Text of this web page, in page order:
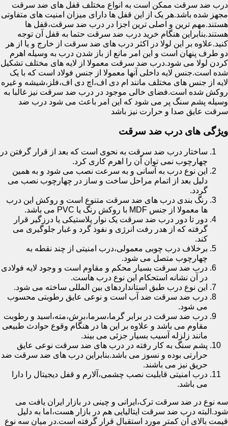
درب ضد سرقت ممکن است به انواع مختلف قفل های ضد سرقت
مجهز شده باشد.هر یک از این قفل ها دارای میزان امنیت های متفاوتی
هستند.مهم ترین و اصلی ترین اجزا در درب ضد سرقت،قفل ها
هستند.بنابراین هنگام خرید درب ضد سرقت حتما به قفل آن توجه
کنید.علاوه بر این لولا در اکثر درب های ضد سرقت از خارج و یا از هر
دو طرف پنهان است و این امر مانع از باز شدن درب به وسیله اهرم
کردن لولا می شود.درب ضد سرقت معمولا از لایه های مختلف تشکیل
شده است.جنس لایه داخلی آنها معمولا از جنس فولاد است که با یک
لایه از جنس های مختلف مانند ام دی اف،اچ دی اف،فلز،شیشه و غیره
روکش شده است.فضای خالی موجود در درب ضد سرقت نیز غالبا به
وسیله پشم سنگ پر می شود که این امر باعث می شود درب ضد
سرقت عایق صدا و حرارت نیز باشد
ویژگی های درب ضد سرقت
ساختار درب ضد سرقت به نحوی است که بعد از قرار گرفتن در
چهارچوب نمی توان آن را اهرم کاری کرد.
این نوع درب به آسانی و به سرعت نصب می شود و به همین
دلیل بعد از اتمام مراحل ساخت و ساز در چهارچوب نصب می
گردد.
رنگ بندی درب های ضد سرقت متنوع است و روکش این درب
ها معمولا از جنس MDF با روکش رنگ یا PVC می باشد.
دور تا دور درب ضد سرقت یک نوار پلاستیکی یا درزگیر قرار
گرفته که از هدر رفت انرژی و نفوذ گرد و غبار جلوگیری می
کند.
برخلاف درب چوبی معمولی،درب امنیتی از چند نقطه به
چهارچوب متصل می شود.
درب ضد سرقت بسیار محکم و مقاوم است و وجود لایه فولادی
در آن نشانه استحکام این نوع درب هاست.
این نوع درب طبق استانداردهای بین المللی ساخته می شود.
درب ضد سرقت ضد آب است و نوعی عایق رطوبتی محسوب
می شود.
درب ضد سرقت در برابر گرما،سرما،برش،مته،اسید و رطوبت
مقاوم می باشد و علاوه بر این ها در هنگام وقوع حوادث طبیعی
مانند زلزله آسیب بسیار جزئی می بیند.
پشم سنگ به کار رفته در درب های ضد سرقت نوعی عایق
حرارتی بوده و نسوز می باشد.بنابراین درب های ضد سرقت ضد
حریق نیز می باشند.
درب امنیتی قابلیت نصب چشمی،آلارم و قفل دیجیتال را دارا
می باشد.
سه نوع در ضد سرقت ترک،ایرانی و چینی در بازار ایران یافت می
شود.البته درب ضد سرقت ایتالیایی هم در بازار هست،اما به دلیل
قیمت بالای آن کمتر مورد استقبال قرار گرفته است.در میان سه نوع